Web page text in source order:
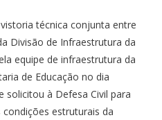
técnica conjunta entre
Divisão de Infraestrutura da
equipe de infraestrutura da
de Educação no dia
à Defesa Civil para
estruturais da